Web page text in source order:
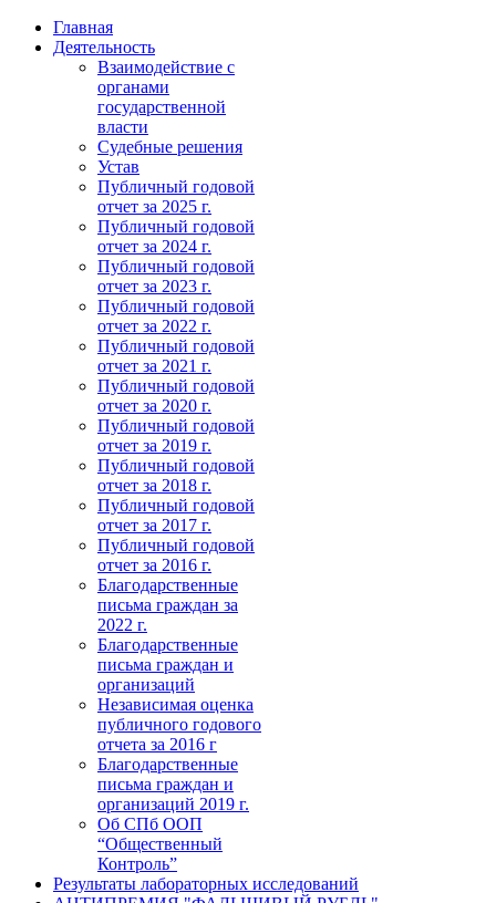
Главная
Деятельность
Взаимодействие с
органами
государственной
власти
Судебные решения
Устав
Публичный годовой
отчет за 2025 г.
Публичный годовой
отчет за 2024 г.
Публичный годовой
отчет за 2023 г.
Публичный годовой
отчет за 2022 г.
Публичный годовой
отчет за 2021 г.
Публичный годовой
отчет за 2020 г.
Публичный годовой
отчет за 2019 г.
Публичный годовой
отчет за 2018 г.
Публичный годовой
отчет за 2017 г.
Публичный годовой
отчет за 2016 г.
Благодарственные
письма граждан за
2022 г.
Благодарственные
письма граждан и
организаций
Независимая оценка
публичного годового
отчета за 2016 г
Благодарственные
письма граждан и
организаций 2019 г.
Об СПб ООП
“Общественный
Контроль”
Результаты лабораторных исследований